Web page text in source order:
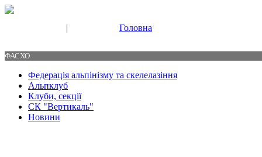
| Головна
ФАСХО
Федерація альпінізму та скелелазіння
Альпклуб
Клуби, секції
СК "Вертикаль"
Новини